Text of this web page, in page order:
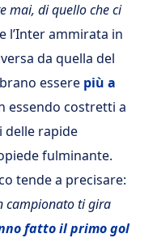
mai, di quello che ci
l’Inter ammirata in
da quella del
essere più a
essendo costretti a
delle rapide
fulminante.
tende a precisare:
campionato ti gira
fatto il primo gol